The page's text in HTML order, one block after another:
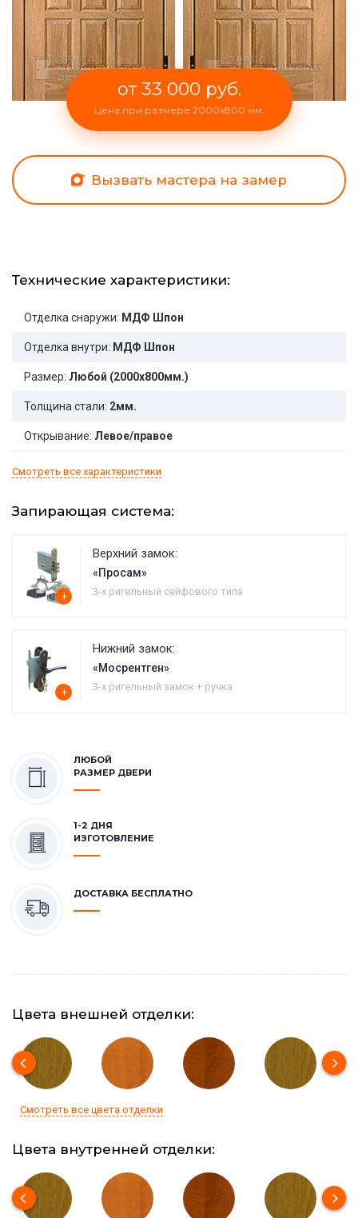
от 33 000 руб.
Цена при размере 2000x800 мм.
Вызвать мастера на замер
Технические характеристики:
Отделка снаружи: МДФ Шпон
Отделка внутри: МДФ Шпон
Размер: Любой (2000x800мм.)
Толщина стали: 2мм.
Открывание: Левое/правое
Смотреть все характеристики
Запирающая система:
+
Верхний замок:
«Просам»
3-х ригельный сейфового типа
+
Нижний замок:
«Мосрентген»
3-х ригельный замок + ручка
ЛЮБОЙ
РАЗМЕР ДВЕРИ
1-2 ДНЯ
ИЗГОТОВЛЕНИЕ
ДОСТАВКА БЕСПЛАТНО
Цвета внешней отделки:
Смотреть все цвета отделки
Цвета внутренней отделки: